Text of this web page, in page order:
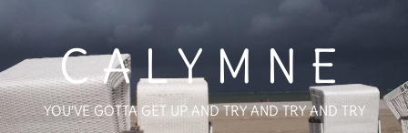
CALYMNE
YOU'VE GOTTA GET UP AND TRY AND TRY AND TRY